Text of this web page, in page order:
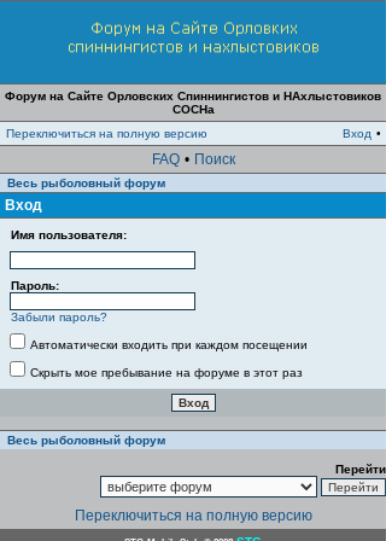
Форум на Сайте Орловских Спиннингистов и НАхлыстовиков
СОСНа
Переключиться на полную версию
Вход •
FAQ • Поиск
Весь рыболовный форум
Вход
Имя пользователя:
Пароль:
Забыли пароль?
Автоматически входить при каждом посещении
Скрыть мое пребывание на форуме в этот раз
Весь рыболовный форум
Перейти
Переключиться на полную версию